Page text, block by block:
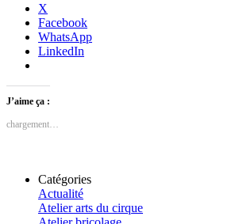
X
Facebook
WhatsApp
LinkedIn
J’aime ça :
chargement…
Catégories
Actualité
Atelier arts du cirque